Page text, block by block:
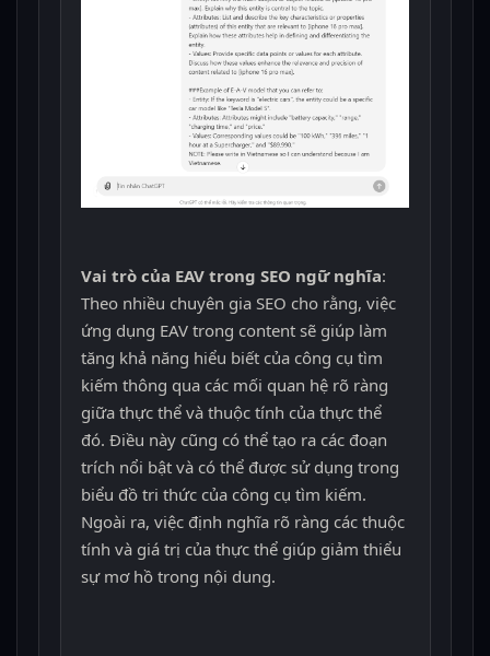
Vai trò của EAV trong SEO ngữ nghĩa:
Theo nhiều chuyên gia SEO cho rằng, việc
ứng dụng EAV trong content sẽ giúp làm
tăng khả năng hiểu biết của công cụ tìm
kiếm thông qua các mối quan hệ rõ ràng
giữa thực thể và thuộc tính của thực thể
đó. Điều này cũng có thể tạo ra các đoạn
trích nổi bật và có thể được sử dụng trong
biểu đồ tri thức của công cụ tìm kiếm.
Ngoài ra, việc định nghĩa rõ ràng các thuộc
tính và giá trị của thực thể giúp giảm thiểu
sự mơ hồ trong nội dung.